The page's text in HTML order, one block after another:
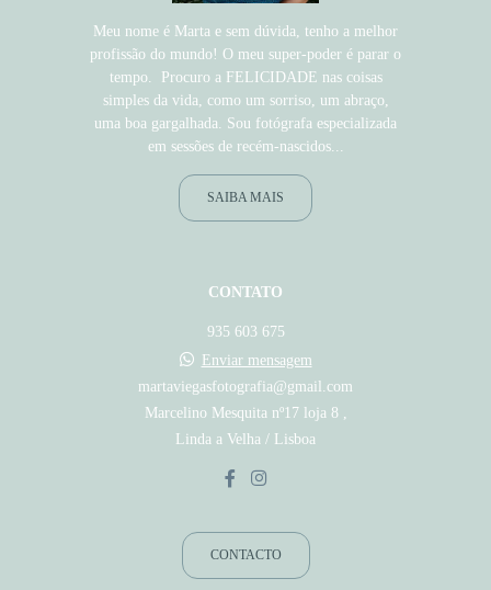
Meu nome é Marta e sem dúvida, tenho a melhor
profissão do mundo! O meu super-poder é parar o
tempo. Procuro a FELICIDADE nas coisas
simples da vida, como um sorriso, um abraço,
uma boa gargalhada. Sou fotógrafa especializada
em sessões de recém-nascidos...
SAIBA MAIS
CONTATO
935 603 675
Enviar mensagem
martaviegasfotografia@gmail.com
Marcelino Mesquita nº17 loja 8 ,
Linda a Velha / Lisboa
CONTACTO